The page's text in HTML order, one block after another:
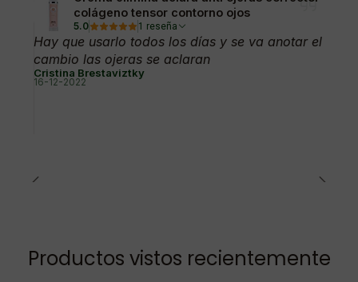
colágeno tensor contorno ojos
5.0 1 reseña
Hay que usarlo todos los días y se va anotar el
cambio las ojeras se aclaran
Cristina Brestaviztky
16-12-2022
Productos vistos recientemente